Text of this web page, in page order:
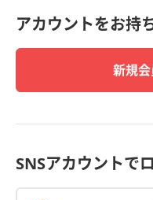
アカウントをお持
新規会
SNSアカウントで